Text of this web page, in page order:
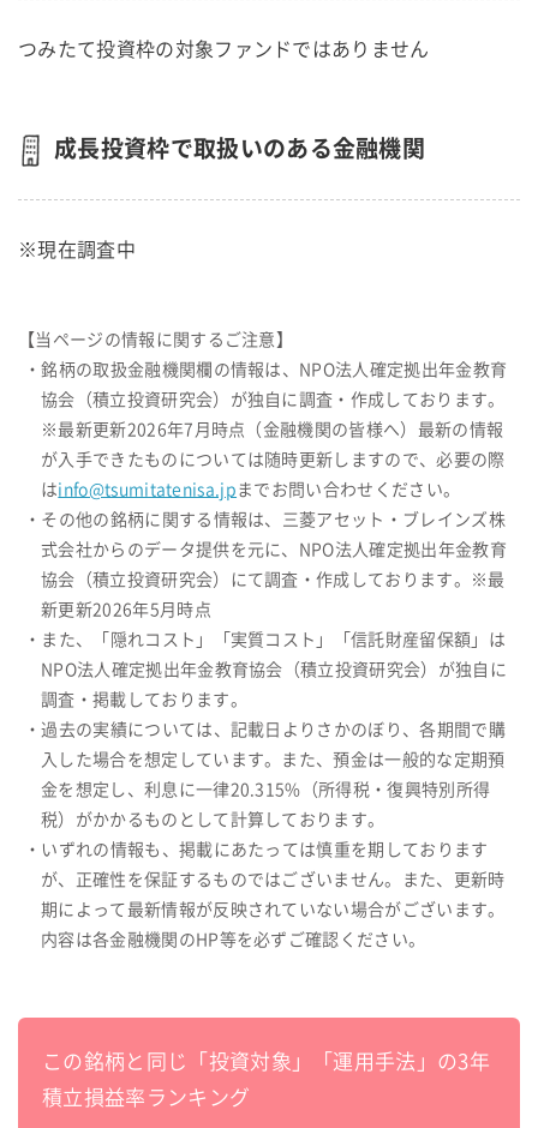
つみたて投資枠の対象ファンドではありません
成長投資枠で取扱いのある金融機関
※現在調査中
【当ページの情報に関するご注意】
・銘柄の取扱金融機関欄の情報は、NPO法人確定拠出年金教育
協会（積立投資研究会）が独自に調査・作成しております。
※最新更新2026年7月時点（金融機関の皆様へ）最新の情報
が入手できたものについては随時更新しますので、必要の際
はinfo@tsumitatenisa.jp までお問い合わせください。
・その他の銘柄に関する情報は、三菱アセット・ブレインズ株
式会社からのデータ提供を元に、NPO法人確定拠出年金教育
協会（積立投資研究会）にて調査・作成しております。※最
新更新2026年5月時点
・また、「隠れコスト」「実質コスト」「信託財産留保額」は
NPO法人確定拠出年金教育協会（積立投資研究会）が独自に
調査・掲載しております。
・過去の実績については、記載日よりさかのぼり、各期間で購
入した場合を想定しています。また、預金は一般的な定期預
金を想定し、利息に一律20.315%（所得税・復興特別所得
税）がかかるものとして計算しております。
・いずれの情報も、掲載にあたっては慎重を期しております
が、正確性を保証するものではございません。また、更新時
期によって最新情報が反映されていない場合がございます。
内容は各金融機関のHP等を必ずご確認ください。
この銘柄と同じ「投資対象」「運用手法」の3年
積立損益率ランキング